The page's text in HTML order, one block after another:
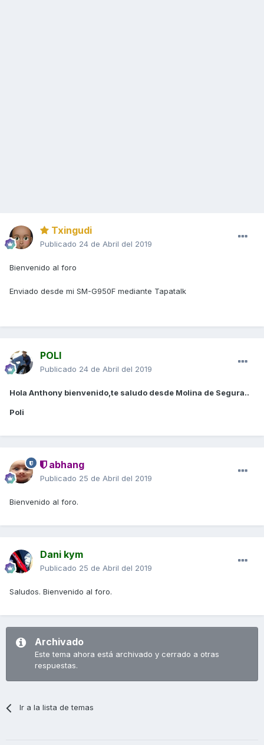
Txingudi
Publicado 24 de Abril del 2019
Bienvenido al foro
Enviado desde mi SM-G950F mediante Tapatalk
POLI
Publicado 24 de Abril del 2019
Hola Anthony bienvenido,te saludo desde Molina de Segura..
Poli
abhang
Publicado 25 de Abril del 2019
Bienvenido al foro.
Dani kym
Publicado 25 de Abril del 2019
Saludos. Bienvenido al foro.
Archivado
Este tema ahora está archivado y cerrado a otras
respuestas.
Ir a la lista de temas